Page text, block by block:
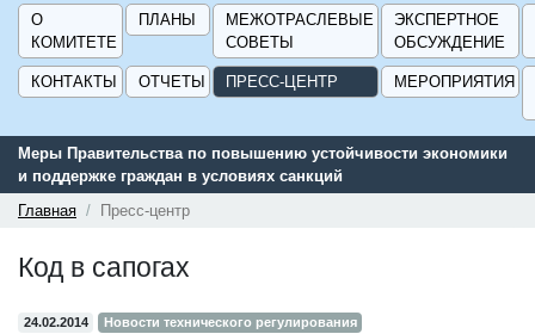
О
КОМИТЕТЕ
ПЛАНЫ
МЕЖОТРАСЛЕВЫЕ
СОВЕТЫ
ЭКСПЕРТНОЕ
ОБСУЖДЕНИЕ
КОНТАКТЫ ОТЧЕТЫ ПРЕСС-ЦЕНТР МЕРОПРИЯТИЯ
Меры Правительства по повышению устойчивости экономики
и поддержке граждан в условиях санкций
Главная
Пресс-центр
Код в сапогах
24.02.2014 Новости технического регулирования